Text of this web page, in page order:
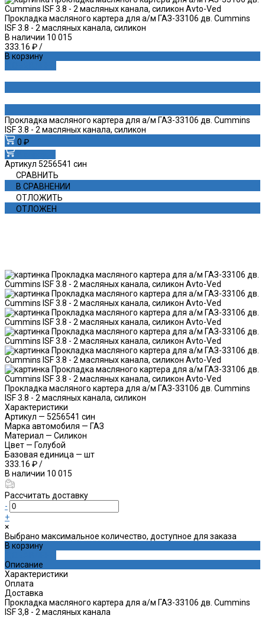
Прокладка масляного картера для а/м ГАЗ-33106 дв. Cummins
ISF 3.8 - 2 масляных канала, силикон
В наличии 10 015
333.16 ₽/
В корзину
Прокладка масляного картера для а/м ГАЗ-33106 дв. Cummins
ISF 3.8 - 2 масляных канала, силикон
0 ₽
Артикул 5256541 син
СРАВНИТЬ
В СРАВНЕНИИ
ОТЛОЖИТЬ
ОТЛОЖЕН
Прокладка масляного картера для а/м ГАЗ-33106 дв. Cummins
ISF 3.8 - 2 масляных канала, силикон
Характеристики
Артикул — 5256541 син
Марка автомобиля — ГАЗ
Материал — Силикон
Цвет — Голубой
Базовая единица — шт
333.16 ₽/
В наличии 10 015
Рассчитать доставку
-
+
×
Выбрано максимальное количество, доступное для заказа
В корзину
Описание
Характеристики
Оплата
Доставка
Прокладка масляного картера для а/м ГАЗ-33106 дв. Cummins
ISF 3,8 - 2 масляных канала